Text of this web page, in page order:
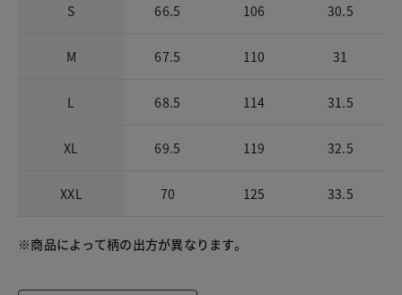
S 66.5 106 30.5
M 67.5 110 31
L 68.5 114 31.5
XL 69.5 119 32.5
XXL 70 125 33.5
※商品によって柄の出方が異なります。